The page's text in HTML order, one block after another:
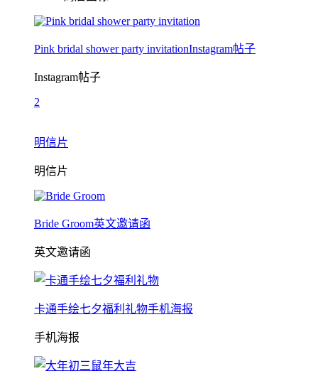
Pink bridal shower party invitationInstagram帖子
Instagram帖子
2
明信片
明信片
Bride Groom英文邀请函
英文邀请函
卡通手绘七夕福利礼物手机海报
手机海报